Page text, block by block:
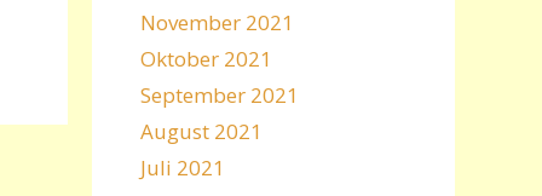
November 2021
Oktober 2021
September 2021
August 2021
Juli 2021